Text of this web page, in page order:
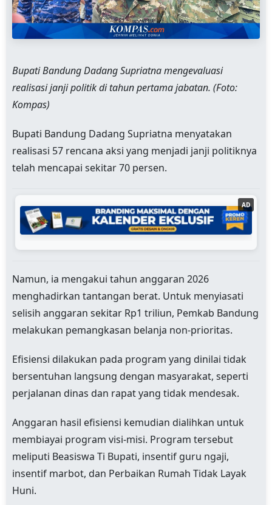
Bupati Bandung Dadang Supriatna mengevaluasi
realisasi janji politik di tahun pertama jabatan. (Foto:
Kompas)
Bupati Bandung Dadang Supriatna menyatakan
realisasi 57 rencana aksi yang menjadi janji politiknya
telah mencapai sekitar 70 persen.
AD
Namun, ia mengakui tahun anggaran 2026
menghadirkan tantangan berat. Untuk menyiasati
selisih anggaran sekitar Rp1 triliun, Pemkab Bandung
melakukan pemangkasan belanja non-prioritas.
Efisiensi dilakukan pada program yang dinilai tidak
bersentuhan langsung dengan masyarakat, seperti
perjalanan dinas dan rapat yang tidak mendesak.
Anggaran hasil efisiensi kemudian dialihkan untuk
membiayai program visi-misi. Program tersebut
meliputi Beasiswa Ti Bupati, insentif guru ngaji,
insentif marbot, dan Perbaikan Rumah Tidak Layak
Huni.